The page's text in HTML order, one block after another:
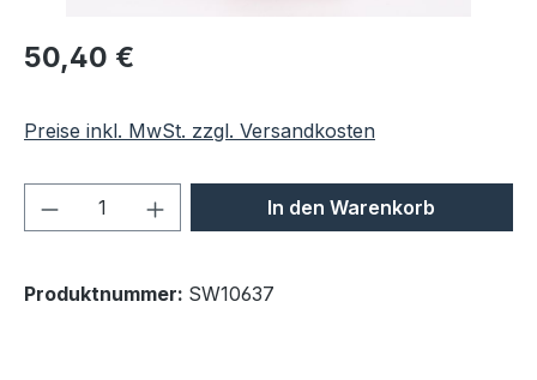
Regulärer Preis:
50,40 €
Preise inkl. MwSt. zzgl. Versandkosten
Produkt Anzahl: Gib denIn den Warenkorb
Produktnummer: SW10637